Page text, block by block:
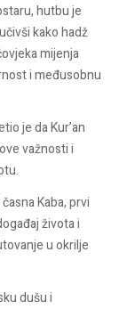
hutbu je
kako hadž
mijenja
i međusobnu
je da Kur’an
važnosti i
Kaba, prvi
života i
u okrilje
dušu i